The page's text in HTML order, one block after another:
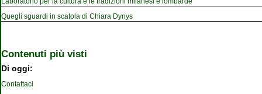
Quegli sguardi in scatola di Chiara Dynys
Contenuti più visti
Di oggi:
Contattaci